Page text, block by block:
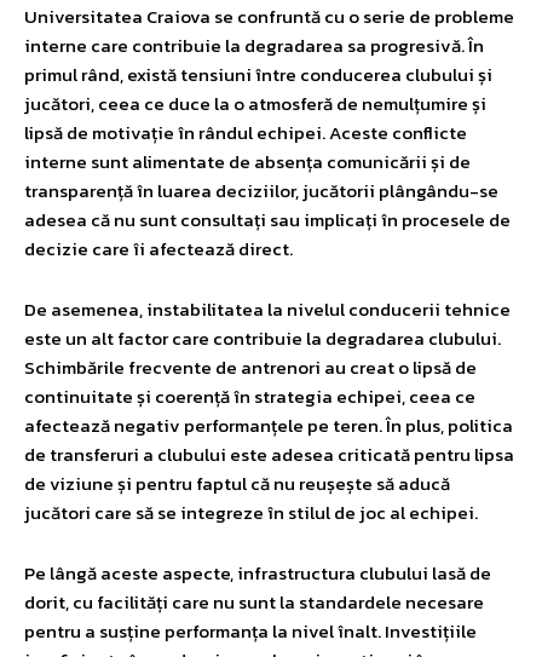
Universitatea Craiova se confruntă cu o serie de probleme
interne care contribuie la degradarea sa progresivă. În
primul rând, există tensiuni între conducerea clubului și
jucători, ceea ce duce la o atmosferă de nemulțumire și
lipsă de motivație în rândul echipei. Aceste conflicte
interne sunt alimentate de absența comunicării și de
transparență în luarea deciziilor, jucătorii plângându-se
adesea că nu sunt consultați sau implicați în procesele de
decizie care îi afectează direct.
De asemenea, instabilitatea la nivelul conducerii tehnice
este un alt factor care contribuie la degradarea clubului.
Schimbările frecvente de antrenori au creat o lipsă de
continuitate și coerență în strategia echipei, ceea ce
afectează negativ performanțele pe teren. În plus, politica
de transferuri a clubului este adesea criticată pentru lipsa
de viziune și pentru faptul că nu reușește să aducă
jucători care să se integreze în stilul de joc al echipei.
Pe lângă aceste aspecte, infrastructura clubului lasă de
dorit, cu facilități care nu sunt la standardele necesare
pentru a susține performanța la nivel înalt. Investițiile